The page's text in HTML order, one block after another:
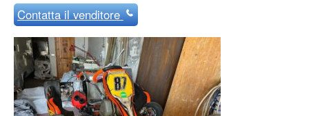
Contattail venditore